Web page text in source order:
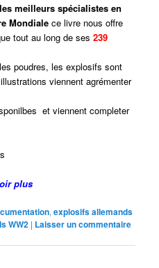
meilleurs spécialistesen
Mondiale ce livre nous offre
tout au long de ses239
poudres, les explosifs sont
viennent agrémenter
et viennent completer
plus
,explosifs allemands
WW2 | Laisser un commentaire